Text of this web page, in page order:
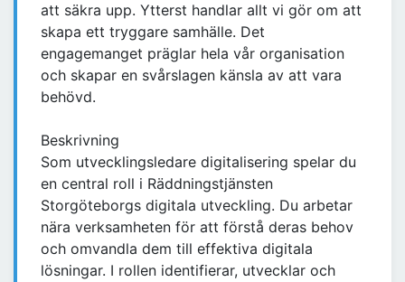
att säkra upp. Ytterst handlar allt vi gör om att
skapa ett tryggare samhälle. Det
engagemanget präglar hela vår organisation
och skapar en svårslagen känsla av att vara
behövd.
Beskrivning
Som utvecklingsledare digitalisering spelar du
en central roll i Räddningstjänsten
Storgöteborgs digitala utveckling. Du arbetar
nära verksamheten för att förstå deras behov
och omvandla dem till effektiva digitala
lösningar. I rollen identifierar, utvecklar och